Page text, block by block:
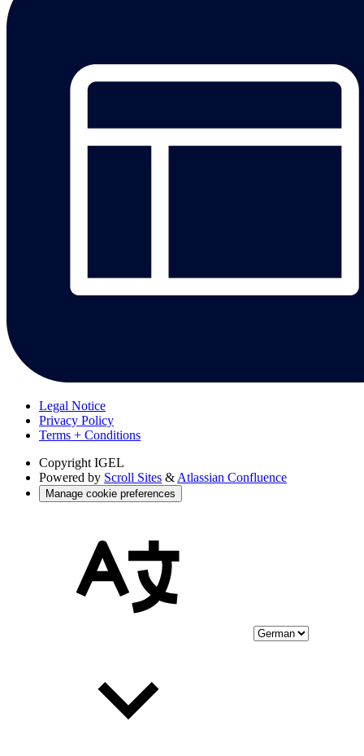
Legal Notice
Privacy Policy
Terms + Conditions
Copyright IGEL
Powered by Scroll Sites & Atlassian Confluence
Manage cookie preferences